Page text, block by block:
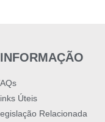
INFORMAÇÃO
Úteis
Relacionada